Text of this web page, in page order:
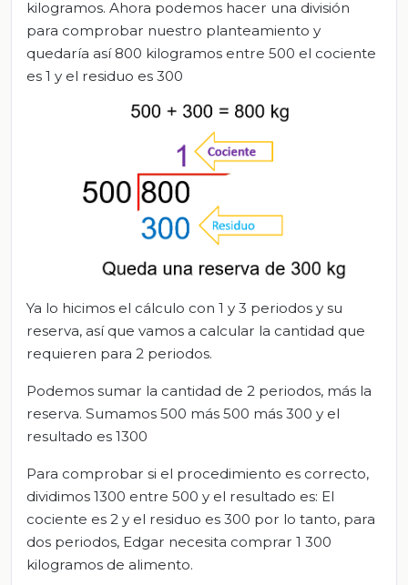
kilogramos. Ahora podemos hacer una división
para comprobar nuestro planteamiento y
quedaría así 800 kilogramos entre 500 el cociente
es 1 y el residuo es 300
Ya lo hicimos el cálculo con 1 y 3 periodos y su
reserva, así que vamos a calcular la cantidad que
requieren para 2 periodos.
Podemos sumar la cantidad de 2 periodos, más la
reserva. Sumamos 500 más 500 más 300 y el
resultado es 1300
Para comprobar si el procedimiento es correcto,
dividimos 1300 entre 500 y el resultado es: El
cociente es 2 y el residuo es 300 por lo tanto, para
dos periodos, Edgar necesita comprar 1 300
kilogramos de alimento.